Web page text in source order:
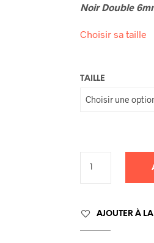
Noir Double
Choisir sa taille
TAILLE
AJOUTER À